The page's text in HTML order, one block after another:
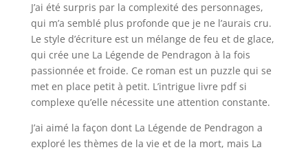
J’ai été surpris par la complexité des personnages,
qui m’a semblé plus profonde que je ne l’aurais cru.
Le style d’écriture est un mélange de feu et de glace,
qui crée une La Légende de Pendragon à la fois
passionnée et froide. Ce roman est un puzzle qui se
met en place petit à petit. L’intrigue livre pdf si
complexe qu’elle nécessite une attention constante.
J’ai aimé la façon dont La Légende de Pendragon a
exploré les thèmes de la vie et de la mort, mais La